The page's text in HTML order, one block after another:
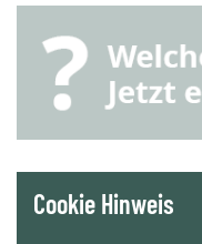
YouTube
Cookie Hinweis